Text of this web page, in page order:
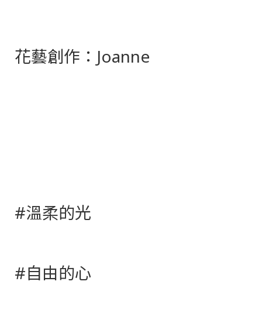
花藝創作：Joanne
#溫柔的光
#自由的心